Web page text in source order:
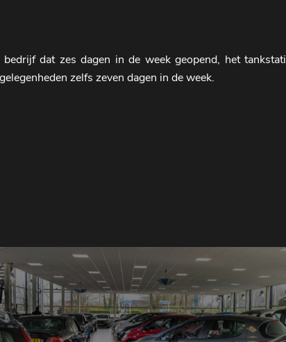
bedrijf dat zes dagen in de week geopend, het
zelfs zeven dagen in de week.